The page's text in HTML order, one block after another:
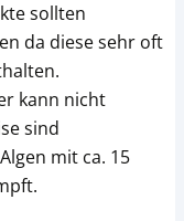
sollten
da diese sehr oft
kann nicht
sind
mit ca. 15